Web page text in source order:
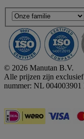
© 2026 Manutan B.V.
Alle prijzen zijn
nummer: NL